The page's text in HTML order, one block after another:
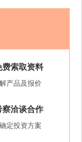
费索取资料
产品及报价
察洽谈合作
定投资方案